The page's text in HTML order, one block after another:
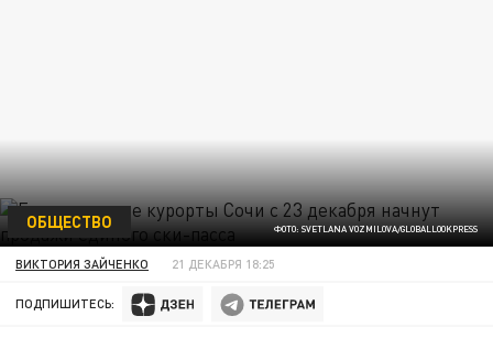
ФОТО: SVETLANA VOZMILOVA/GLOBALLOOKPRESS
ОБЩЕСТВО
ВИКТОРИЯ ЗАЙЧЕНКО 21 ДЕКАБРЯ 18:25
ПОДПИШИТЕСЬ: